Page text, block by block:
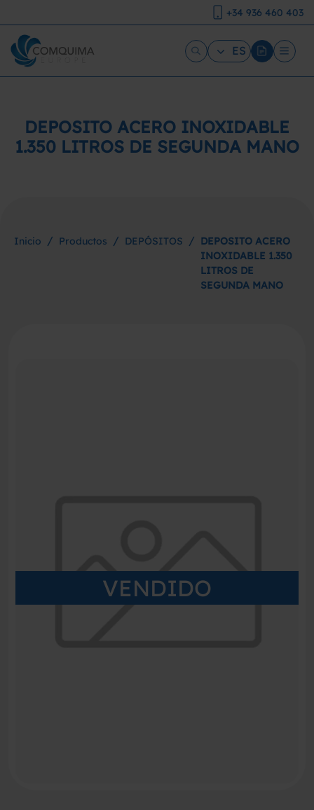
+34 936 460 403
ES
DEPOSITO ACERO INOXIDABLE
1.350 LITROS DE SEGUNDA MANO
Inicio / Productos / DEPÓSITOS / DEPOSITO ACERO
INOXIDABLE 1.350
LITROS DE
SEGUNDA MANO
VENDIDO